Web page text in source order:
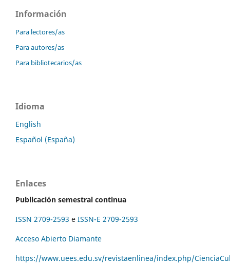
Información
Para lectores/as
Para autores/as
Para bibliotecarios/as
Idioma
English
Español (España)
Enlaces
Publicación semestral continua
ISSN 2709-2593 e ISSN-E 2709-2593
Acceso Abierto Diamante
https://www.uees.edu.sv/revistaenlinea/index.php/